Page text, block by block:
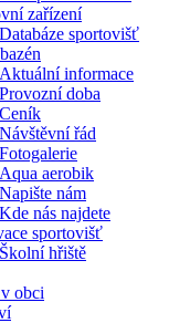
zařízení
Databáze sportovišť
Aktuální informace
Provozní doba
Ceník
Návštěvní řád
Fotogalerie
Aqua aerobik
Napište nám
Kde nás najdete
sportovišť
Školní hřiště
obci